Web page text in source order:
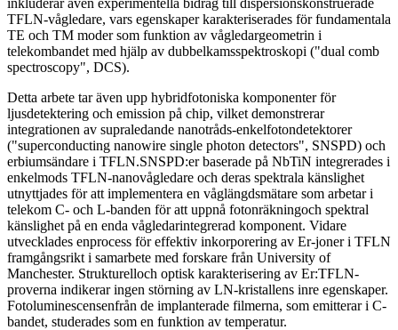
TFLN-vågledare, vars egenskaper karakteriserades för fundamentala
TE och TM moder som funktion av vågledargeometrin i
telekombandet med hjälp av dubbelkamsspektroskopi ("dual comb
spectroscopy", DCS).
Detta arbete tar även upp hybridfotoniska komponenter för
ljusdetektering och emission på chip, vilket demonstrerar
integrationen av supraledande nanotråds-enkelfotondetektorer
("superconducting nanowire single photon detectors", SNSPD) och
erbiumsändare i TFLN.SNSPD:er baserade på NbTiN integrerades i
enkelmods TFLN-nanovågledare och deras spektrala känslighet
utnyttjades för att implementera en våglängdsmätare som arbetar i
telekom C- och L-banden för att uppnå fotonräkningoch spektral
känslighet på en enda vågledarintegrerad komponent. Vidare
utvecklades enprocess för effektiv inkorporering av Er-joner i TFLN
framgångsrikt i samarbete med forskare från University of
Manchester. Strukturelloch optisk karakterisering av Er:TFLN-
proverna indikerar ingen störning av LN-kristallens inre egenskaper.
Fotoluminescensenfrån de implanterade filmerna, som emitterar i C-
bandet, studerades som en funktion av temperatur.